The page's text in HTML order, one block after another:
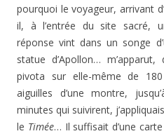
pourquoi le voyageur, arrivant
il, à l’entrée du site sacré,
réponse vint dans un songe
statue d’Apollon…
pivota sur elle-même de
aiguilles d’une montre,
minutes qui suivirent,
le Timée… Il suffisait d’une carte